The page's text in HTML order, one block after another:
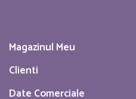
Magazinul Meu
Clienti
Date Comerciale